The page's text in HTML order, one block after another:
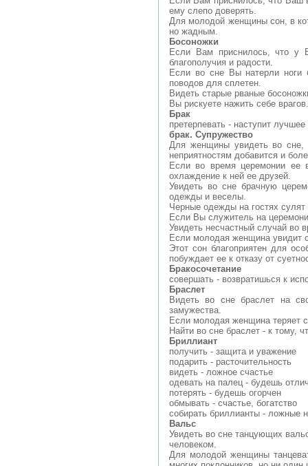
ему слепо доверять.
Для молодой женщины сон, в
но жадным.
Босоножки
Если Вам приснилось, что у
благополучия и радости.
Если во сне Вы натерли ноги
поводов для сплетен.
Видеть старые рваные
Вы рискуете нажить себе врагов.
Брак
претерпевать - наступит
брак. Супружество
Для женщины увидеть во сне,
неприятностям добавится и
Если во время церемонии ее
охлаждение к ней ее друзей.
Увидеть во сне брачную
одежды и веселы.
Черные одежды на гостях сулят
Если Вы служитель на
Увидеть несчастный случай во
Если молодая женщина увидит
Этот сон благоприятен для
побуждает ее к отказу от
Бракосочетание
совершать - возвратишься к
Браслет
Видеть во сне браслет на
замужества.
Если молодая женщина теряет
Найти во сне браслет - к тому,
Бриллиант
получить - защита и уважение
подарить - расточительность
видеть - ложное счастье
одевать на палец - будешь
потерять - будешь огорчен
обмывать - счастье, богатство
собирать бриллианты - ложные
Вальс
Увидеть во сне танцующих
человеком.
Для молодой женщины